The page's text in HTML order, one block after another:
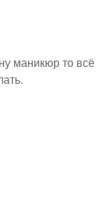
маникюр то всё